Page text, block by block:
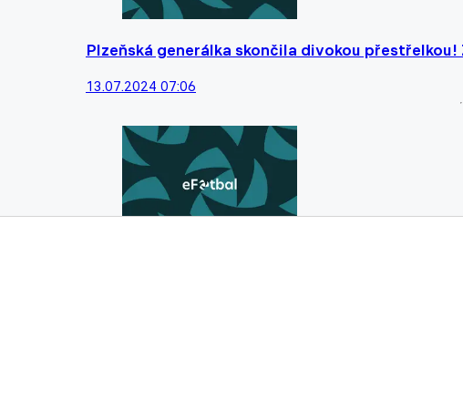
Plzeňská generálka skončila divokou
13.07.2024 07:06